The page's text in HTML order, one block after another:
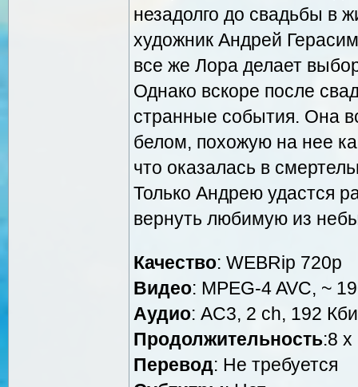
незадолго до свадьбы в
художник Андрей
все же Лора делает
Однако вскоре после
странные события. Она
белом, похожую на нее
что оказалась в
Только Андрею удастся
вернуть любимую из
Качество: WEBRip 720p
Видео: MPEG-4 AVC, ~
Аудио: AC3, 2 ch, 192
Продолжительность:8 x
Перевод: Не требуется